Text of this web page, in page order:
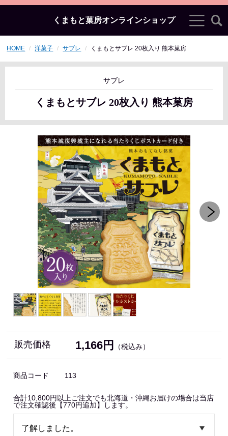
くまもと菓房オンラインショップ
HOME 洋菓子 サブレ くまもとサブレ 20枚入り 熊本菓房
サブレ
くまもとサブレ 20枚入り 熊本菓房
販売価格 1,166円 （税込み）
商品コード 113
合計10,800円以上ご注文でも北海道・沖縄お届けの場合は当店
で注文確認後【770円追加】します。